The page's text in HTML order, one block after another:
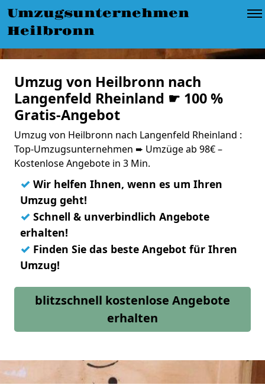
Umzugsunternehmen
Heilbronn
Umzug von Heilbronn nach
Langenfeld Rheinland ☛ 100 %
Gratis-Angebot
Umzug von Heilbronn nach Langenfeld Rheinland :
Top-Umzugsunternehmen ➨ Umzüge ab 98€ –
Kostenlose Angebote in 3 Min.
✓ Wir helfen Ihnen, wenn es um Ihren
Umzug geht!
✓ Schnell & unverbindlich Angebote
erhalten!
✓ Finden Sie das beste Angebot für Ihren
Umzug!
blitzschnell kostenlose Angebote
erhalten